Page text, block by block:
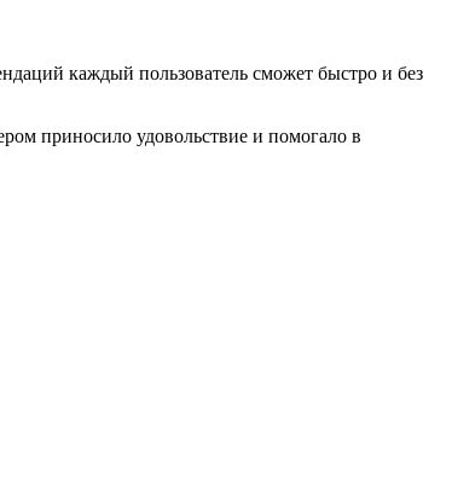
каждый пользователь сможет быстро и без
приносило удовольствие и помогало в